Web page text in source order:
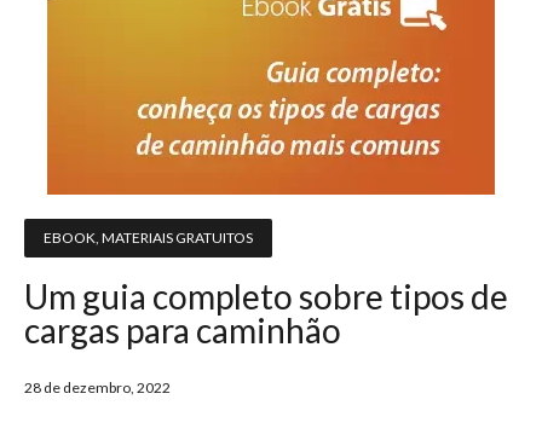
EBOOK, MATERIAIS GRATUITOS
Um guia completo sobre tipos de
cargas para caminhão
28 de dezembro, 2022